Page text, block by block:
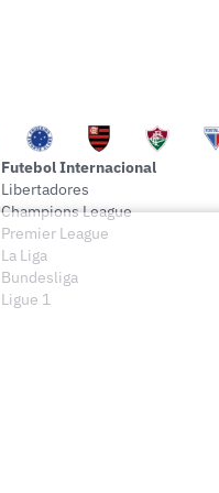
Futebol Internacional
Libertadores
Champions League
Premier League
La Liga
Bundesliga
Ligue 1